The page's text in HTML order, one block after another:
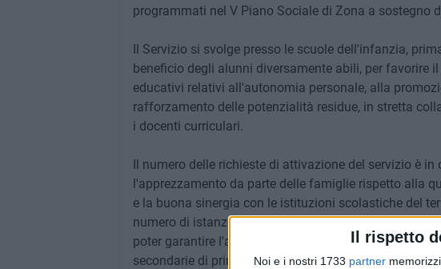
Il rispetto
Noi e i nostri 1733 partner
programmati nel V Piano Sociale di Zona a sostegno
Il Servizio si svolge presso le scuole dell'infanzia,
beneficio degli alunni diversamente abili, per favorire
educativi relativi all'autonomia personale, alla
rafforzamento delle potenzialità residue, in stretta
i docenti curriculari.
Il numero delle richieste di attivazione del servizio è
l'apprezzamento da parte delle famiglie rispetto alla
e la buona sinergia con le istituzioni scolastiche del
numero di istanze pervenute per l'anno scolastico in
poter garantire l'ammissione di n. 491 alunni
secondarie di primo grado di Barletta.